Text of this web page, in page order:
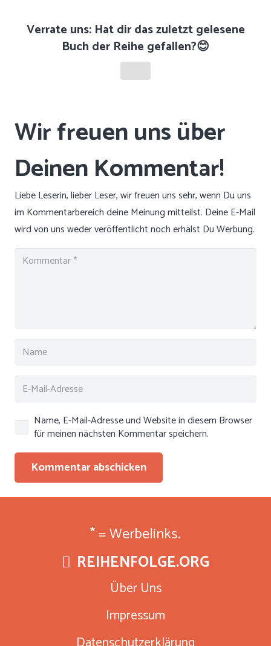
Verrate uns: Hat dir das zuletzt gelesene
Buch der Reihe gefallen?😊
Liebe Leserin, lieber Leser, wir freuen uns sehr, wenn Du uns
im Kommentarbereich deine Meinung mitteilst. Deine E-Mail
wird von uns weder veröffentlicht noch erhälst Du Werbung.
Name, E-Mail-Adresse und Website in diesem Browser
für meinen nächsten Kommentar speichern.
Kommentar abschicken
* = Werbelinks.
REIHENFOLGE.ORG
Über Uns
Impressum